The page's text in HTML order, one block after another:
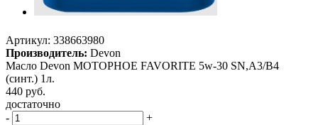
Артикул: 338663980
Производитель: Devon
Масло Devon МОТОРНОЕ FAVORITE 5w-30 SN,A3/B4
(синт.) 1л.
440 руб.
достаточно
-
+